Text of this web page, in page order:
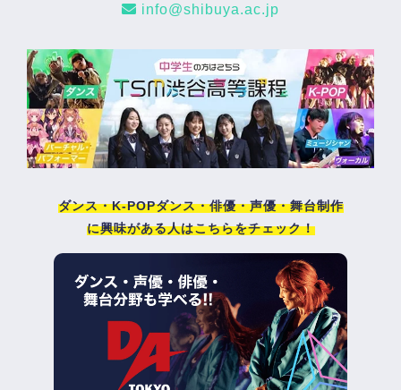
info@shibuya.ac.jp
ダンス・K-POPダンス・俳優・声優・舞台制作
に興味がある人はこちらをチェック！